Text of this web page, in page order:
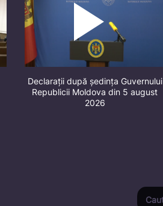
Declarații după ședința Guvernului
Republicii Moldova din 5 august
2026